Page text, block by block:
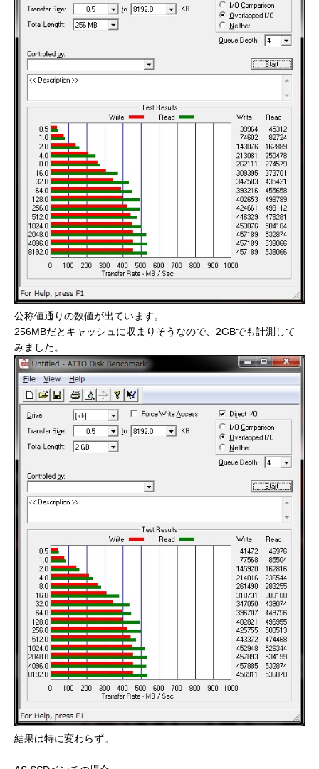
公称値通りの数値が出ています。
256MBだとキャッシュに収まりそうなので、2GBでも計測して
みました。
結果は特に変わらず。